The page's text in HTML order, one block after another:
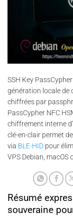
SSH Key
génération locale de
chiffrées par
PassCypher NFC
chiffrement interne
clé-en-clair permet
via BLE-HID pour
VPS Debian, macOS
Résumé
souveraine